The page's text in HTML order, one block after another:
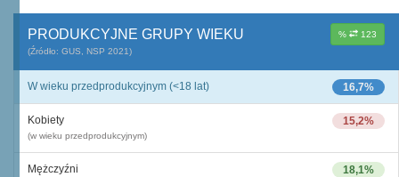
% 123
PRODUKCYJNE GRUPY WIEKU
(Źródło: GUS, NSP 2021)
16,7%
W wieku przedprodukcyjnym (<18 lat)
15,2%
Kobiety
(w wieku przedprodukcyjnym)
18,1%
Mężczyźni